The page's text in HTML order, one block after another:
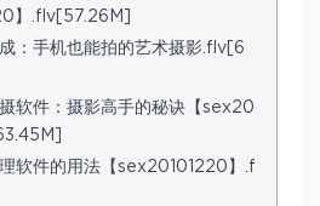
】.flv[57.26M]
：手机也能拍的艺术摄影.flv[6
软件：摄影高手的秘诀【sex20
软件的用法【sex20101220】.f